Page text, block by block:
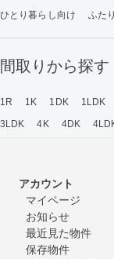
ひとり暮らし向け
ふた
間取りから探す
1R 1K 1DK 1LDK
3LDK
4K 4DK
アカウント
マイページ
お知らせ
最近見た物件
保存物件